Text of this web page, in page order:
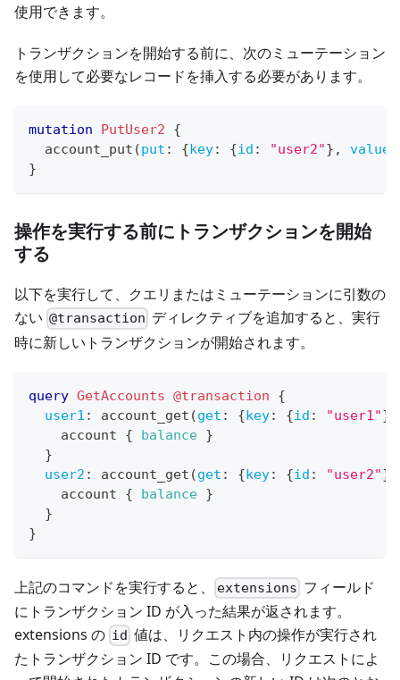
使用できます。
トランザクションを開始する前に、次のミューテーション
を使用して必要なレコードを挿入する必要があります。
mutation PutUser2
{
account_put (put : { key: {id : "user2"} , values
}
操作を実行する前にトランザクションを開始
する
以下を実行して、クエリまたはミューテーションに引数の
ない @transaction ディレクティブを追加すると、実行
時に新しいトランザクションが開始されます。
query GetAccounts @transaction
{
user1 : account_get (get : {key: {id : "user1"}
account
{ balance }
}
user2 : account_get (get : {key: {id : "user2"}
account
{ balance }
}
}
上記のコマンドを実行すると、 extensions フィールド
にトランザクション ID が入った結果が返されます。
extensions の id 値は、リクエスト内の操作が実行され
たトランザクション ID です。この場合、リクエストによ